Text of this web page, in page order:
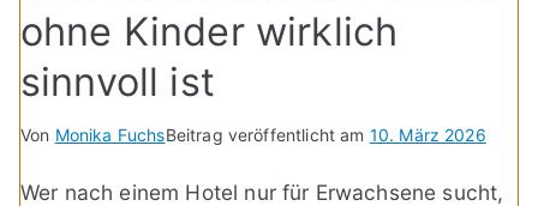
ohne Kinder wirklich
sinnvoll ist
Von Monika FuchsBeitrag veröffentlicht am 10. März 2026
Wer nach einem Hotel nur für Erwachsene sucht,